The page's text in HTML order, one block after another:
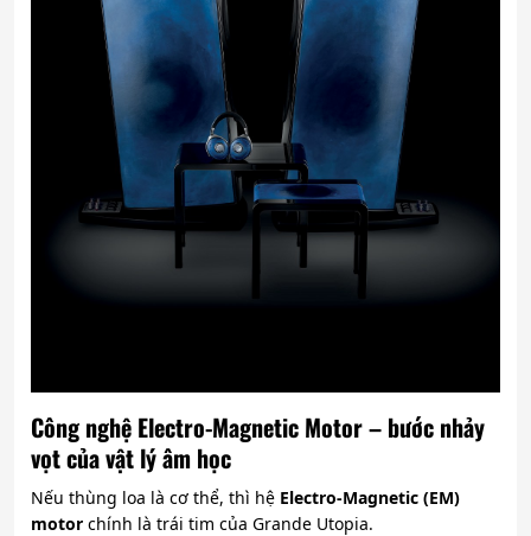
Công nghệ Electro-Magnetic Motor – bước nhảy
vọt của vật lý âm học
Nếu thùng loa là cơ thể, thì hệ Electro-Magnetic (EM)
motor chính là trái tim của Grande Utopia.